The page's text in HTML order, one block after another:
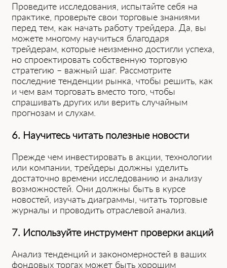
Проведите исследования, испытайте себя на
практике, проверьте свои торговые знаниями
перед тем, как начать работу трейдера. Да, вы
можете многому научиться благодаря
трейдерам, которые неизменно достигли успеха,
но спроектировать собственную торговую
стратегию – важный шаг. Рассмотрите
последние тенденции рынка, чтобы решить, как
и чем вам торговать вместо того, чтобы
спрашивать других или верить случайным
прогнозам и слухам.
6. Научитесь читать полезные новости
Прежде чем инвестировать в акции, технологии
или компании, трейдеры должны уделить
достаточно времени исследованию и анализу
возможностей. Они должны быть в курсе
новостей, изучать диаграммы, читать торговые
журналы и проводить отраслевой анализ.
7. Используйте инструмент проверки акций
Анализ тенденций и закономерностей в ваших
фондовых торгах может быть хорошим